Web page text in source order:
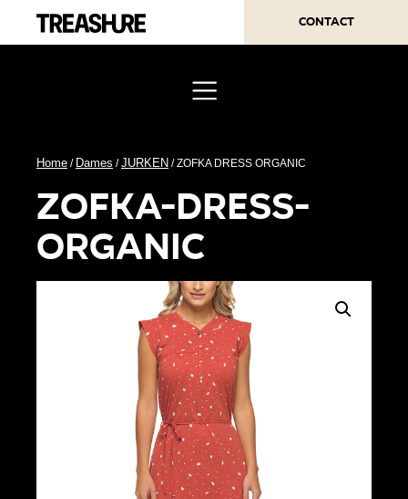
Contact
Home / Dames /JURKEN / ZOFKA DRESS ORGANIC
zofka-dress-
organic